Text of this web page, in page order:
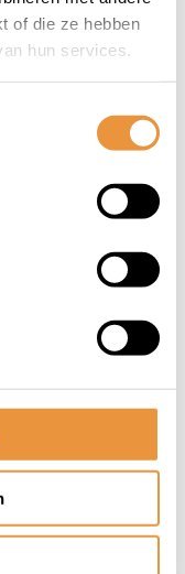
of die ze hebben
hun services.